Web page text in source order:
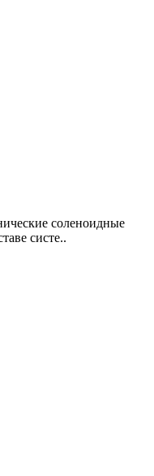
соленоидные
систе..